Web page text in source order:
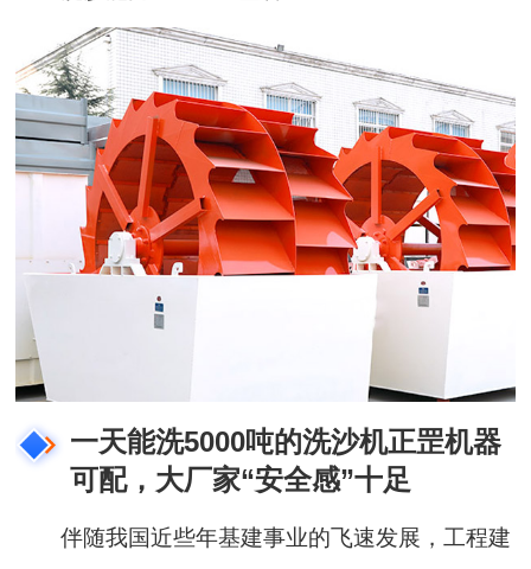
一天能洗5000吨的洗沙机正罡机器
可配，大厂家“安全感”十足
伴随我国近些年基建事业的飞速发展，工程建